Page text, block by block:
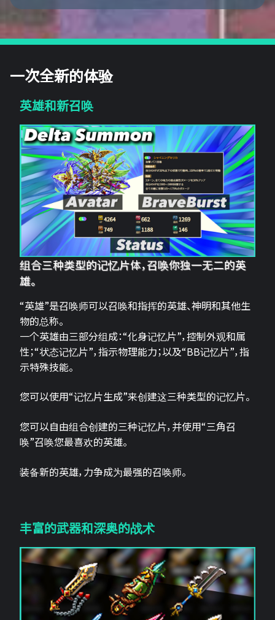
一次全新的体验
英雄和新召唤
组合三种类型的记忆片体，召唤你独一无二的英
雄。
“英雄”是召唤师可以召唤和指挥的英雄、神明和其他生
物的总称。
一个英雄由三部分组成：“化身记忆片”，控制外观和属
性；“状态记忆片”，指示物理能力；以及“BB记忆片”，指
示特殊技能。
您可以使用“记忆片生成”来创建这三种类型的记忆片。
您可以自由组合创建的三种记忆片，并使用“三角召
唤”召唤您最喜欢的英雄。
装备新的英雄，力争成为最强的召唤师。
丰富的武器和深奥的战术